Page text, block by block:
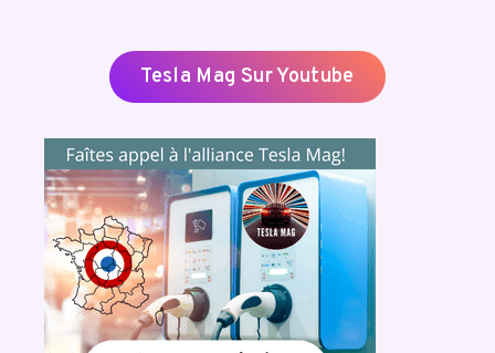
Tesla Mag Sur Youtube